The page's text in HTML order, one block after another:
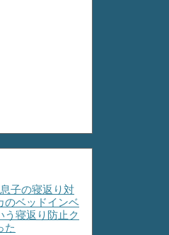
子の寝返り対
のベッドインベ
う寝返り防止ク
た